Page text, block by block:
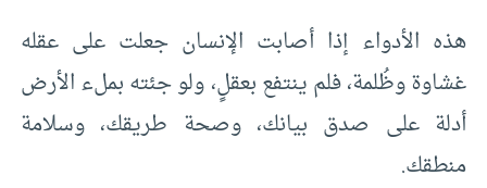
هذه الأدواء إذا أصابت الإنسان جعلت على عقله
غشاوة وظُلمة، فلم ينتفع بعقلٍ، ولو جئته بملء الأرض
أدلة على صدق بيانك، وصحة طريقك، وسلامة
منطقك.